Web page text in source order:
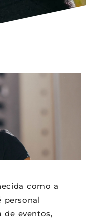
como a
personal
de eventos,